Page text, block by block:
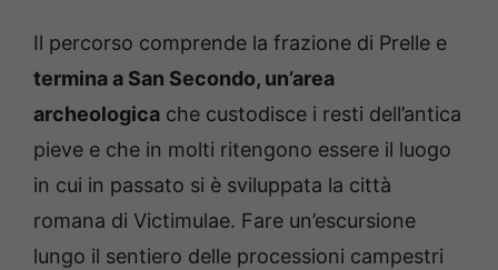
Il percorso comprende la frazione di Prelle e
termina a San Secondo, un’area
archeologica che custodisce i resti dell’antica
pieve e che in molti ritengono essere il luogo
in cui in passato si è sviluppata la città
romana di Victimulae. Fare un’escursione
lungo il sentiero delle processioni campestri